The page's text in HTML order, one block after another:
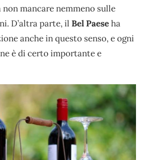
non mancare nemmeno sulle
D’altra parte, il Bel Paeseha
anche in questo senso, e ogni
è di certo importante e